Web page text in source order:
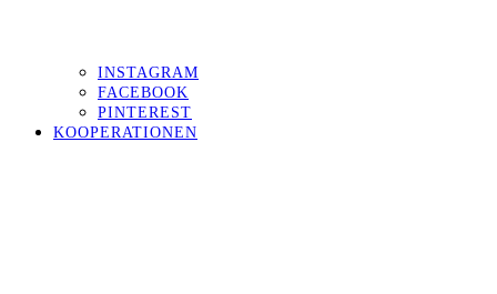
INSTAGRAM
FACEBOOK
PINTEREST
KOOPERATIONEN